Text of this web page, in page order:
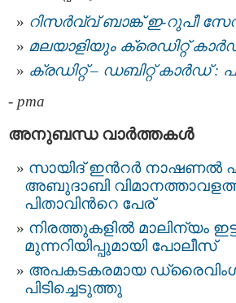
റിസർവ്വ് ബാങ്ക് ഇ-റുപീ
മലയാളിയും ക്രെഡിറ്റ്‌
ക്രഡിറ്റ് – ഡബിറ്റ് കാർഡ് :
- pma
അനുബന്ധ വാര്‍ത്തകള്‍
സായിദ് ഇന്‍റര്‍ നാഷണല്‍
അബുദാബി
പിതാവിന്‍റെ പേര്
നിരത്തുകളിൽ മാലിന്യം
മുന്നറിയിപ്പുമായി പോലീസ്
അപകടകരമായ
പിടിച്ചെടുത്തു